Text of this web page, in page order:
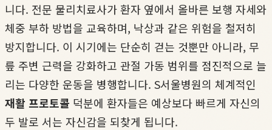
니다. 전문 물리치료사가 환자 옆에서 올바른 보행 자세와
체중 부하 방법을 교육하며, 낙상과 같은 위험을 철저히
방지합니다. 이 시기에는 단순히 걷는 것뿐만 아니라, 무
릎 주변 근력을 강화하고 관절 가동 범위를 점진적으로 늘
리는 다양한 운동을 병행합니다. S서울병원의 체계적인
재활 프로토콜 덕분에 환자들은 예상보다 빠르게 자신의
두 발로 서는 자신감을 되찾게 됩니다.